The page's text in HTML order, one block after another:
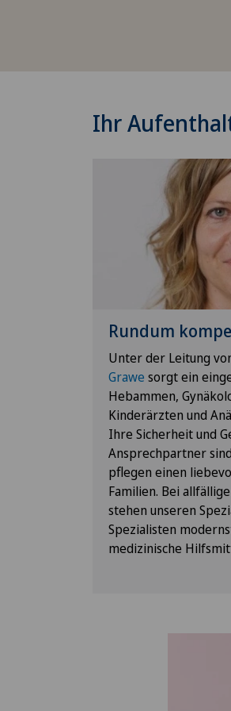
Ihr
Rundum
Unter der Leitung
Grawe sorgt ein
Hebammen,
Kinderärzten und
Ihre Sicherheit und
Ansprechpartner
pflegen einen
Familien. Bei
stehen unseren
Spezialisten
medizinische